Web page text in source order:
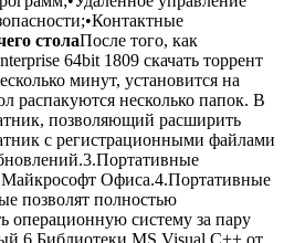
столаПосле того, как
64bit 1809 скачать торрент
минут, установится на
распакуются несколько папок. В
позволяющий расширить
с регистрационными файлами
Майкрософт Офиса.4.Портативные
позволят полностью
операционную систему за пару
MS Visual C++ от